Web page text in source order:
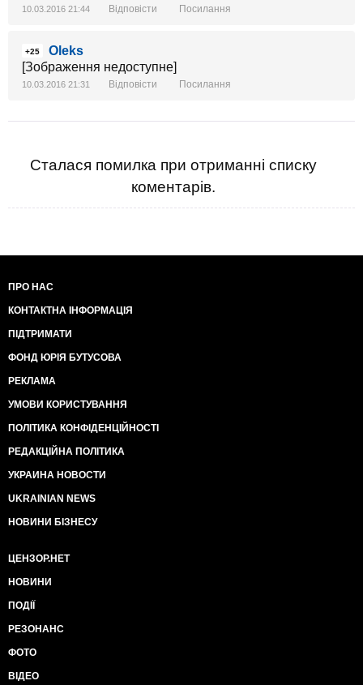
10.03.2016 21:44 Відповісти Посилання
+25
Oleks
[Зображення недоступне]
10.03.2016 21:31 Відповісти Посилання
Сталася помилка при отриманні списку
коментарів.
ПРО НАС
КОНТАКТНА ІНФОРМАЦІЯ
ПІДТРИМАТИ
ФОНД ЮРІЯ БУТУСОВА
РЕКЛАМА
УМОВИ КОРИСТУВАННЯ
ПОЛІТИКА КОНФІДЕНЦІЙНОСТІ
РЕДАКЦІЙНА ПОЛІТИКА
УКРАИНА НОВОСТИ
UKRAINIAN NEWS
НОВИНИ БІЗНЕСУ
ЦЕНЗОР.НЕТ
НОВИНИ
ПОДІЇ
РЕЗОНАНС
ФОТО
ВІДЕО